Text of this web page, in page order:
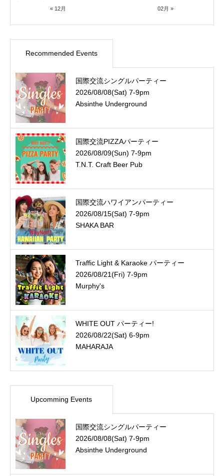
« 12月 02月 »
Recommended Events
国際交流シングルパーティー
2026/08/08(Sat) 7-9pm
Absinthe Underground
国際交流PIZZAパーティー
2026/08/09(Sun) 7-9pm
T.N.T. Craft Beer Pub
国際交流ハワイアンパーティー
2026/08/15(Sat) 7-9pm
SHAKA BAR
Traffic Light & Karaoke パーティー
2026/08/21(Fri) 7-9pm
Murphy's
WHITE OUT パーティー!
2026/08/22(Sat) 6-9pm
MAHARAJA
Upcomming Events
国際交流シングルパーティー
2026/08/08(Sat) 7-9pm
Absinthe Underground